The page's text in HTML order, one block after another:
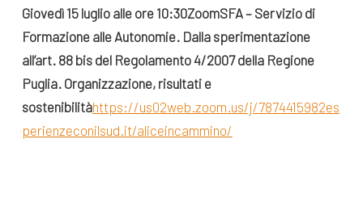
Giovedì 15 luglio alle ore 10:30ZoomSFA – Servizio di
Formazione alle Autonomie. Dalla sperimentazione
all’art. 88 bis del Regolamento 4/2007 della Regione
Puglia. Organizzazione, risultati e
sostenibilitàhttps://us02web.zoom.us/j/7874415982es
perienzeconilsud.it/aliceincammino/
Seguici sui social: